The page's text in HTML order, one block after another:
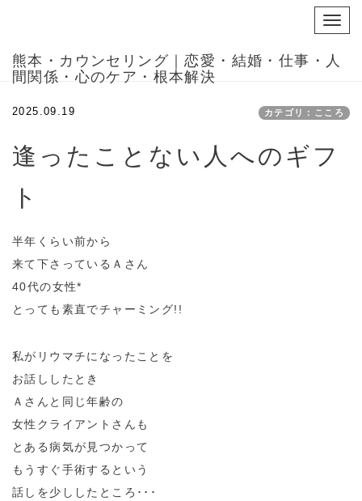
熊本・カウンセリング｜恋愛・結婚・仕事・人
間関係・心のケア・根本解決
2025.09.19 カテゴリ：こころ
逢ったことない人へのギフ
ト
半年くらい前から
来て下さっているＡさん
40代の女性*
とっても素直でチャーミング!!
私がリウマチになったことを
お話ししたとき
Ａさんと同じ年齢の
女性クライアントさんも
とある病気が見つかって
もうすぐ手術するという
話しを少ししたところ･･･